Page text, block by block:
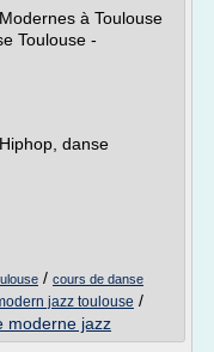
à Toulouse
Toulouse -
danse
/ cours de danse
jazz toulouse /
moderne jazz